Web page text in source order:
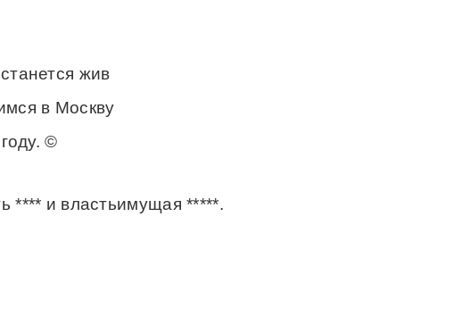
жив
в Москву
©
**** и властьимущая *****.